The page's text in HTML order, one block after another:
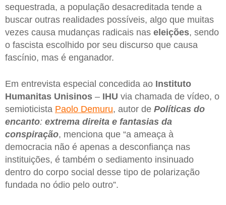
sequestrada, a população desacreditada tende a
buscar outras realidades possíveis, algo que muitas
vezes causa mudanças radicais nas eleições, sendo
o fascista escolhido por seu discurso que causa
fascínio, mas é enganador.
Em entrevista especial concedida ao Instituto
Humanitas Unisinos – IHU via chamada de vídeo, o
semioticista Paolo Demuru, autor de Políticas do
encanto: extrema direita e fantasias da
conspiração, menciona que “a ameaça à
democracia não é apenas a desconfiança nas
instituições, é também o sediamento insinuado
dentro do corpo social desse tipo de polarização
fundada no ódio pelo outro”.